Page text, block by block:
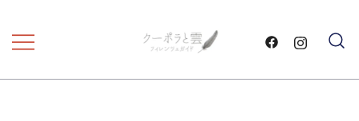
フィレンツェガイド・クーポ